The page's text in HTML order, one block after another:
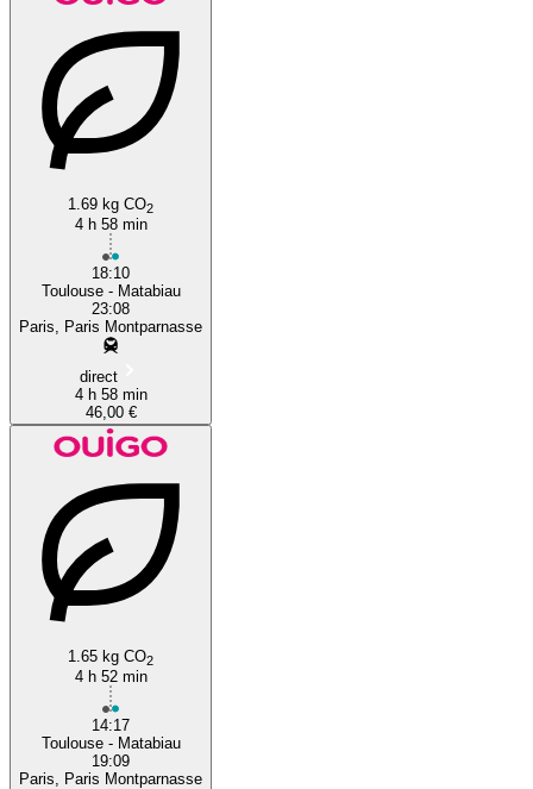
1.69 kg CO2
4 h 58 min
18:10
Toulouse - Matabiau
23:08
Paris, Paris Montparnasse
direct
4 h 58 min
46,00 €
1.65 kg CO2
4 h 52 min
14:17
Toulouse - Matabiau
19:09
Paris, Paris Montparnasse